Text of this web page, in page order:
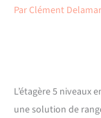
ParClément
L’étagère 5 niveaux
une solution de